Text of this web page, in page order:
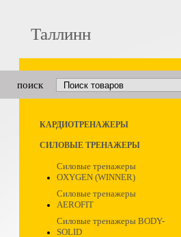
Таллинн
поиск
КАРДИОТРЕНАЖЕРЫ
СИЛОВЫЕ ТРЕНАЖЕРЫ
Силовые тренажеры
OXYGEN (WINNER)
Силовые тренажеры
AEROFIT
Силовые тренажеры BODY-
SOLID